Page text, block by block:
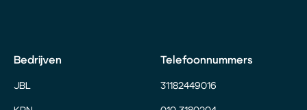
Bedrijven
JBL
Telefoonnummers
31182449016